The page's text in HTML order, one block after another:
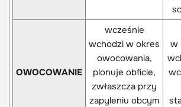
OWOCOWANIE
wcześnie
wchodzi w okres
owocowania,
plonuje obficie,
zwłaszcza przy
zapyleniu obcym
w